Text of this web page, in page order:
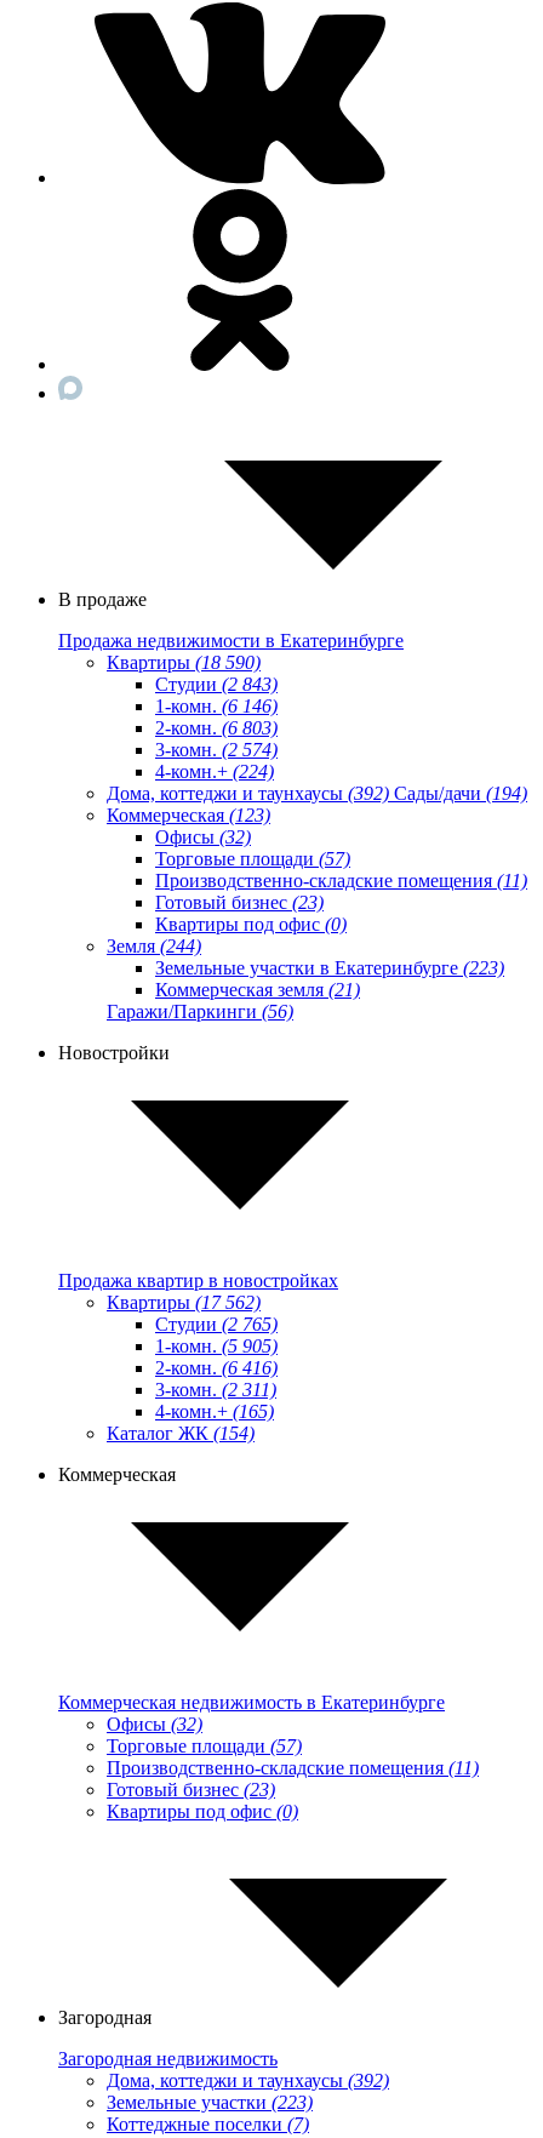
В продаже
Продажа недвижимости в Екатеринбурге
Квартиры (18 590)
Студии (2 843)
1-комн. (6 146)
2-комн. (6 803)
3-комн. (2 574)
4-комн.+ (224)
Дома, коттеджи и таунхаусы (392) Сады/дачи (194)
Коммерческая (123)
Офисы (32)
Торговые площади (57)
Производственно-складские помещения (11)
Готовый бизнес (23)
Квартиры под офис (0)
Земля (244)
Земельные участки в Екатеринбурге (223)
Коммерческая земля (21)
Гаражи/Паркинги (56)
Новостройки
Продажа квартир в новостройках
Квартиры (17 562)
Студии (2 765)
1-комн. (5 905)
2-комн. (6 416)
3-комн. (2 311)
4-комн.+ (165)
Каталог ЖК (154)
Коммерческая
Коммерческая недвижимость в Екатеринбурге
Офисы (32)
Торговые площади (57)
Производственно-складские помещения (11)
Готовый бизнес (23)
Квартиры под офис (0)
Загородная
Загородная недвижимость
Дома, коттеджи и таунхаусы (392)
Земельные участки (223)
Коттеджные поселки (7)